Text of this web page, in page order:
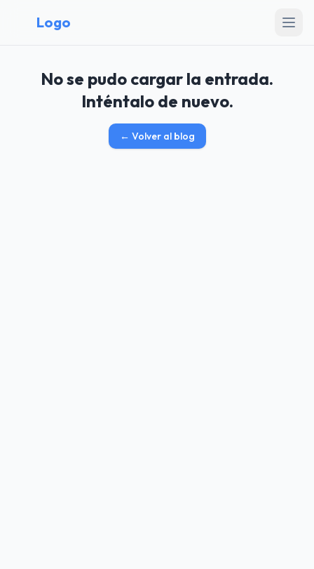
Logo
No se pudo cargar la entrada.
Inténtalo de nuevo.
← Volver al blog